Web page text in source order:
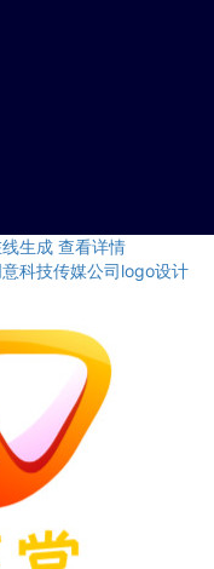
生成 查看详情
科技传媒公司logo设计